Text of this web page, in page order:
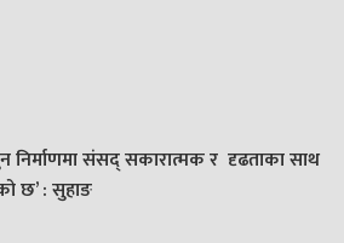
निर्माणमा संसद् सकारात्मक र दृढताका साथ
छ’ : सुहाङ